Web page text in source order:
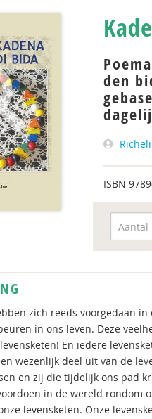
den
ISBN
zich reeds voorgedaan
in ons leven. Deze
En iedere
wezenlijk deel uit van de
en zij die tijdelijk ons pad
in de wereld rondom
levensketen. Onze